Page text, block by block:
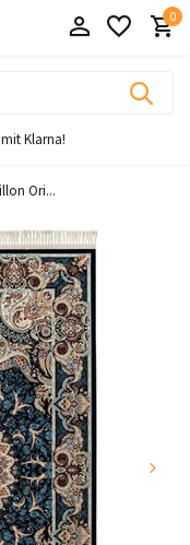
0
Klarna!
Ori...